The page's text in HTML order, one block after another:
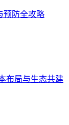
预防全攻略
布局与生态共建